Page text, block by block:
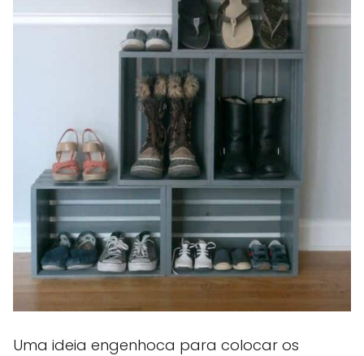
Uma ideia engenhoca para colocar os